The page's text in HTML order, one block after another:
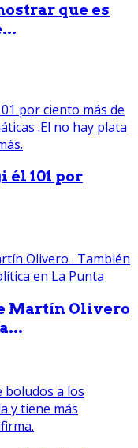
que es
él 101 por
Martín Olivero